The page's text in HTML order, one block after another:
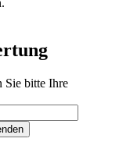
Sie bitte Ihre